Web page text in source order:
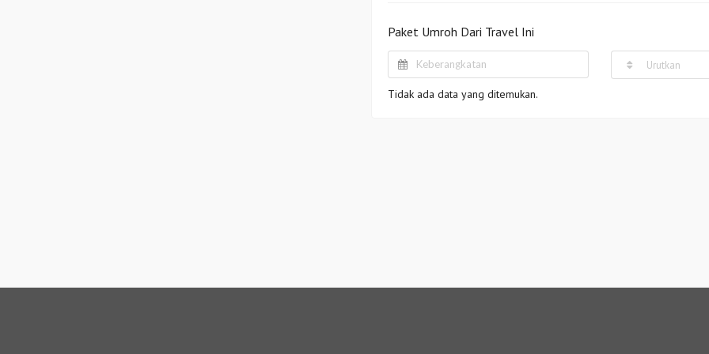
Paket Umroh Dari Travel Ini
Urutkan
Tidak ada data yang ditemukan.